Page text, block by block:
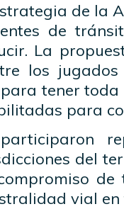
de la
de
La
los
tener
para
del
vial